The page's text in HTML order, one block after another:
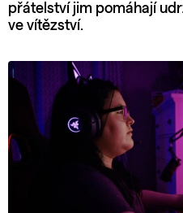
přátelství jim pomáhají
ve vítězství.